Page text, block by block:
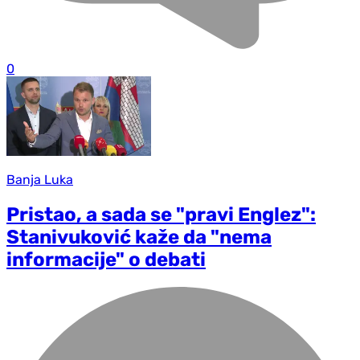
0
Banja Luka
Pristao, a sada se "pravi Englez":
Stanivuković kaže da "nema
informacije" o debati